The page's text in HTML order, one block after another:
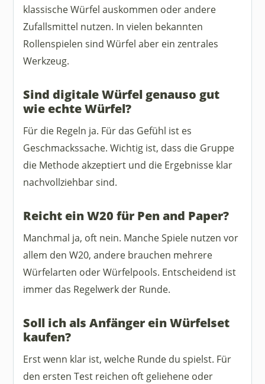
klassische Würfel auskommen oder andere
Zufallsmittel nutzen. In vielen bekannten
Rollenspielen sind Würfel aber ein zentrales
Werkzeug.
Sind digitale Würfel genauso gut
wie echte Würfel?
Für die Regeln ja. Für das Gefühl ist es
Geschmackssache. Wichtig ist, dass die Gruppe
die Methode akzeptiert und die Ergebnisse klar
nachvollziehbar sind.
Reicht ein W20 für Pen and Paper?
Manchmal ja, oft nein. Manche Spiele nutzen vor
allem den W20, andere brauchen mehrere
Würfelarten oder Würfelpools. Entscheidend ist
immer das Regelwerk der Runde.
Soll ich als Anfänger ein Würfelset
kaufen?
Erst wenn klar ist, welche Runde du spielst. Für
den ersten Test reichen oft geliehene oder